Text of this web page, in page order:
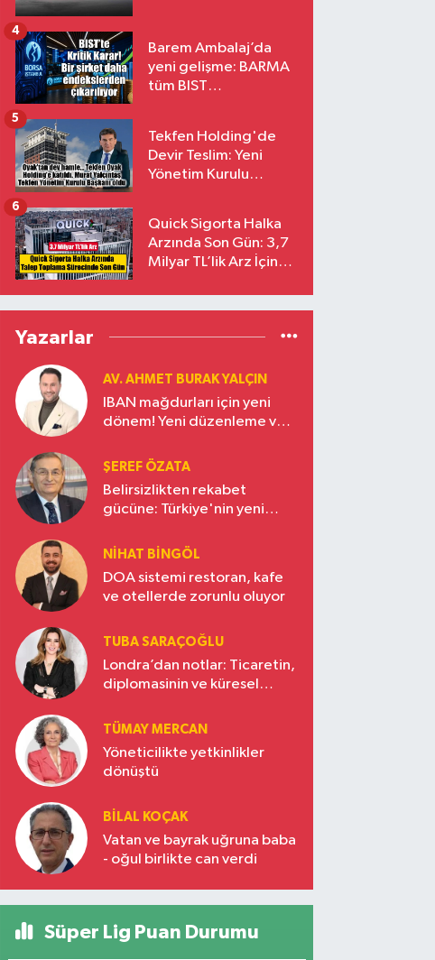
Barem Ambalaj’da
yeni gelişme: BARMA
tüm BIST
4
Tekfen Holding'de
Devir Teslim: Yeni
Yönetim Kurulu
5
Quick Sigorta Halka
Arzında Son Gün: 3,7
Milyar TL’lik Arz İçin
Eriyor
6
Yazarlar
AV. AHMET BURAK YALÇIN
IBAN mağdurları için yeni
dönem! Yeni düzenleme ve
ŞEREF ÖZATA
Belirsizlikten rekabet
gücüne: Türkiye'nin yeni
NIHAT BINGÖL
DOA sistemi restoran, kafe
ve otellerde zorunlu oluyor
TUBA SARAÇOĞLU
Londra’dan notlar: Ticaretin,
diplomasinin ve küresel
Türkiye’nin yükselen gücü
TÜMAY MERCAN
Yöneticilikte yetkinlikler
dönüştü
BILAL KOÇAK
Vatan ve bayrak uğruna baba
- oğul birlikte can verdi
Süper Lig Puan Durumu